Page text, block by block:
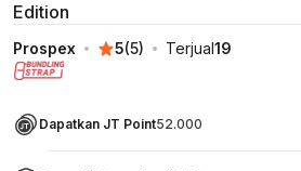
Edition
Prospex 5(5) Terjual19
Dapatkan JT Point52.000